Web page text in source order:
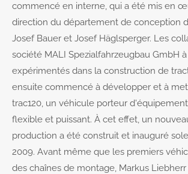
commencé en interne, qui a été mis en
direction du département de conception
Josef Bauer et Josef Häglsperger. Les
société MALI Spezialfahrzeugbau GmbH
expérimentés dans la construction de
ensuite commencé à développer et à
trac120, un véhicule porteur
flexible et puissant. À cet effet, un
production a été construit et inauguré
2009. Avant même que les premiers
des chaînes de montage, Markus